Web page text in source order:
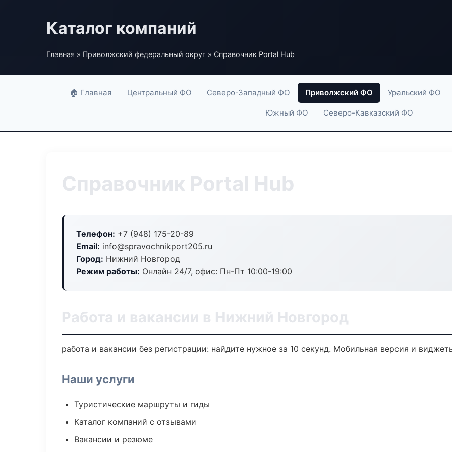
Каталог компаний
Главная » Приволжский федеральный округ » Справочник Portal Hub
🏠 Главная Центральный ФО Северо-Западный ФО Приволжский ФО Уральский ФО
Южный ФО Северо-Кавказский ФО
Справочник Portal Hub
Телефон: +7 (948) 175-20-89
Email: info@spravochnikport205.ru
Город: Нижний Новгород
Режим работы: Онлайн 24/7, офис: Пн-Пт 10:00-19:00
Работа и вакансии в Нижний Новгород
работа и вакансии без регистрации: найдите нужное за 10 секунд. Мобильная версия и
Наши услуги
Туристические маршруты и гиды
Каталог компаний с отзывами
Вакансии и резюме